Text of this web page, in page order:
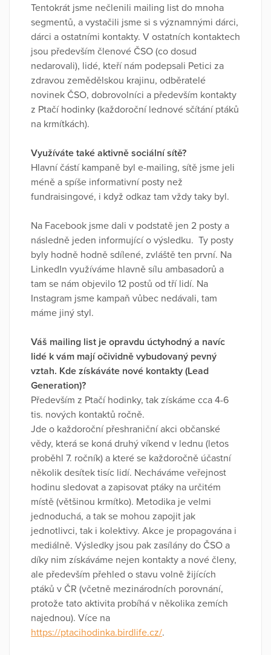
Tentokrát jsme nečlenili mailing list do mnoha
segmentů, a vystačili jsme si s významnými dárci,
dárci a ostatními kontakty. V ostatních kontaktech
jsou především členové ČSO (co dosud
nedarovali), lidé, kteří nám podepsali Petici za
zdravou zemědělskou krajinu, odběratelé
novinek ČSO, dobrovolníci a především kontakty
z Ptačí hodinky (každoroční lednové sčítání ptáků
na krmítkách).
Využíváte také aktivně sociální sítě?
Hlavní částí kampaně byl e-mailing, sítě jsme jeli
méně a spíše informativní posty než
fundraisingové, i když odkaz tam vždy taky byl.
Na Facebook jsme dali v podstatě jen 2 posty a
následně jeden informující o výsledku. Ty posty
byly hodně hodně sdílené, zvláště ten první. Na
LinkedIn využíváme hlavně sílu ambasadorů a
tam se nám objevilo 12 postů od tří lidí. Na
Instagram jsme kampaň vůbec nedávali, tam
máme jiný styl.
Váš mailing list je opravdu úctyhodný a navíc
lidé k vám mají očividně vybudovaný pevný
vztah. Kde získáváte nové kontakty (Lead
Generation)?
Především z Ptačí hodinky, tak získáme cca 4-6
tis. nových kontaktů ročně.
Jde o každoroční přeshraniční akci občanské
vědy, která se koná druhý víkend v lednu (letos
proběhl 7. ročník) a které se každoročně účastní
několik desítek tisíc lidí. Necháváme veřejnost
hodinu sledovat a zapisovat ptáky na určitém
místě (většinou krmítko). Metodika je velmi
jednoduchá, a tak se mohou zapojit jak
jednotlivci, tak i kolektivy. Akce je propagována i
mediálně. Výsledky jsou pak zasílány do ČSO a
díky nim získáváme nejen kontakty a nové členy,
ale především přehled o stavu volně žijících
ptáků v ČR (včetně mezinárodních porovnání,
protože tato aktivita probíhá v několika zemích
najednou). Více na
https://ptacihodinka.birdlife.cz/.